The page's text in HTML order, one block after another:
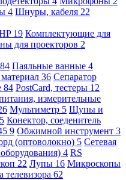
4 Шнуры, кабеля 22
19 Комплектующие для
для проекторов 2
84 Паяльные ванные 4
36 Сепаратор
84 PostCard, тестеры 12
измерительные
Мультиметр 5 Щупы и
Конектор, соеденитель
9 Обжимной инструмент 3
(оптоволокно) 5 Сетевая
4 RS
22 Лупы 16 Микроскопы
телевизора 62